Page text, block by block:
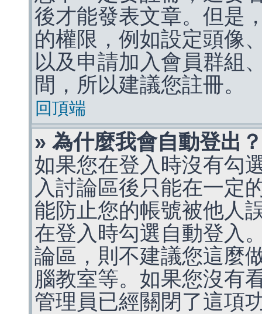
後才能發表文章。但是
的權限，例如設定頭像
以及申請加入會員群組
間，所以建議您註冊。
回頂端
» 為什麼我會自動登出？
如果您在登入時沒有勾
入討論區後只能在一定
能防止您的帳號被他人
在登入時勾選自動登入
論區，則不建議您這麼
腦教室等。如果您沒有
管理員已經關閉了這項